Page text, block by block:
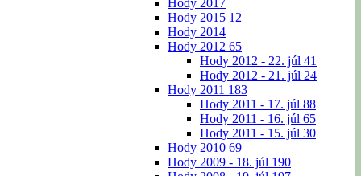
Hody 2017
Hody 2015 12
Hody 2014
Hody 2012 65
Hody 2012 - 22. júl 41
Hody 2012 - 21. júl 24
Hody 2011 183
Hody 2011 - 17. júl 88
Hody 2011 - 16. júl 65
Hody 2011 - 15. júl 30
Hody 2010 69
Hody 2009 - 18. júl 190